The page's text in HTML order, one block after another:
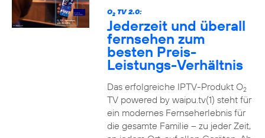
O2TV 2.0:
Jederzeit und überall
fernsehen zum
besten Preis-
Leistungs-Verhältnis
Das erfolgreiche IPTV-Produkt O2
TV powered by waipu.tv(1) steht für
ein modernes Fernseherlebnis für
die gesamte Familie – zu jeder Zeit,